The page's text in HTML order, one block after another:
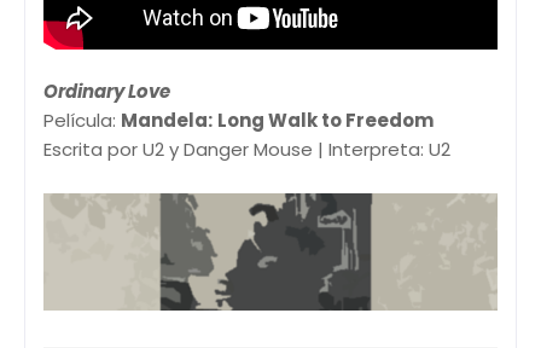
Ordinary Love
Película: Mandela: Long Walk to Freedom
Escrita por U2 y Danger Mouse | Interpreta: U2